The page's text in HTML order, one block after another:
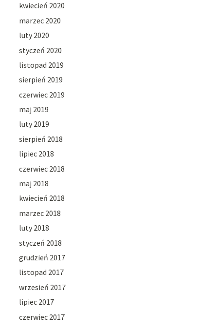
kwiecień 2020
marzec 2020
luty 2020
styczeń 2020
listopad 2019
sierpień 2019
czerwiec 2019
maj 2019
luty 2019
sierpień 2018
lipiec 2018
czerwiec 2018
maj 2018
kwiecień 2018
marzec 2018
luty 2018
styczeń 2018
grudzień 2017
listopad 2017
wrzesień 2017
lipiec 2017
czerwiec 2017